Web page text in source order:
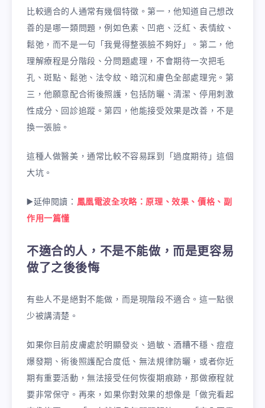
比較適合的人通常有幾個特徵。第一，他知道自己想改
善的是哪一類問題，例如色素、凹疤、泛紅、表情紋、
鬆弛，而不是一句「我覺得整張臉不夠好」。第二，他
理解療程是分階段、分問題處理，不會期待一次把毛
孔、斑點、鬆弛、法令紋、暗沉和膚色全部處理完。第
三，他願意配合術後照護，包括防曬、清潔、停用刺激
性成分、回診追蹤。第四，他能接受效果是改善，不是
換一張臉。
這種人做醫美，通常比較不容易踩到「過度期待」這個
大坑。
▶️延伸閱讀： 鳳凰電波全攻略：原理、效果、價格、副
作用一篇懂
不適合的人，不是不能做，而是更容易
做了之後後悔
有些人不是絕對不能做，而是現階段不適合。這一點很
少被講清楚。
如果你目前皮膚處於明顯發炎、過敏、酒糟不穩、痘痘
爆發期、術後照護配合度低、無法規律防曬，或者你近
期有重要活動，無法接受任何恢復期痕跡，那做療程就
要非常保守。再來，如果你對效果的想像是「做完看起